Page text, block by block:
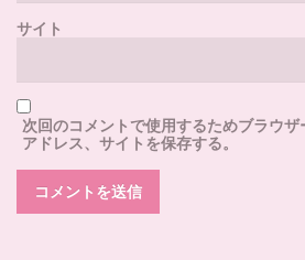
サイト
次回のコメントで使用するためブラウ
アドレス、サイトを保存する。